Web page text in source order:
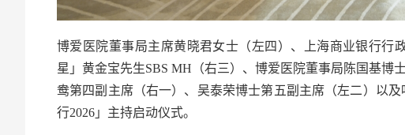
博爱医院董事局主席黄晓君女士（左四）、上海商业银行行
星」黄金宝先生SBS MH（右三）、博爱医院董事局陈国基博
鸯第四副主席（右一）、吴泰荣博士第五副主席（左二）以
行2026」主持启动仪式。